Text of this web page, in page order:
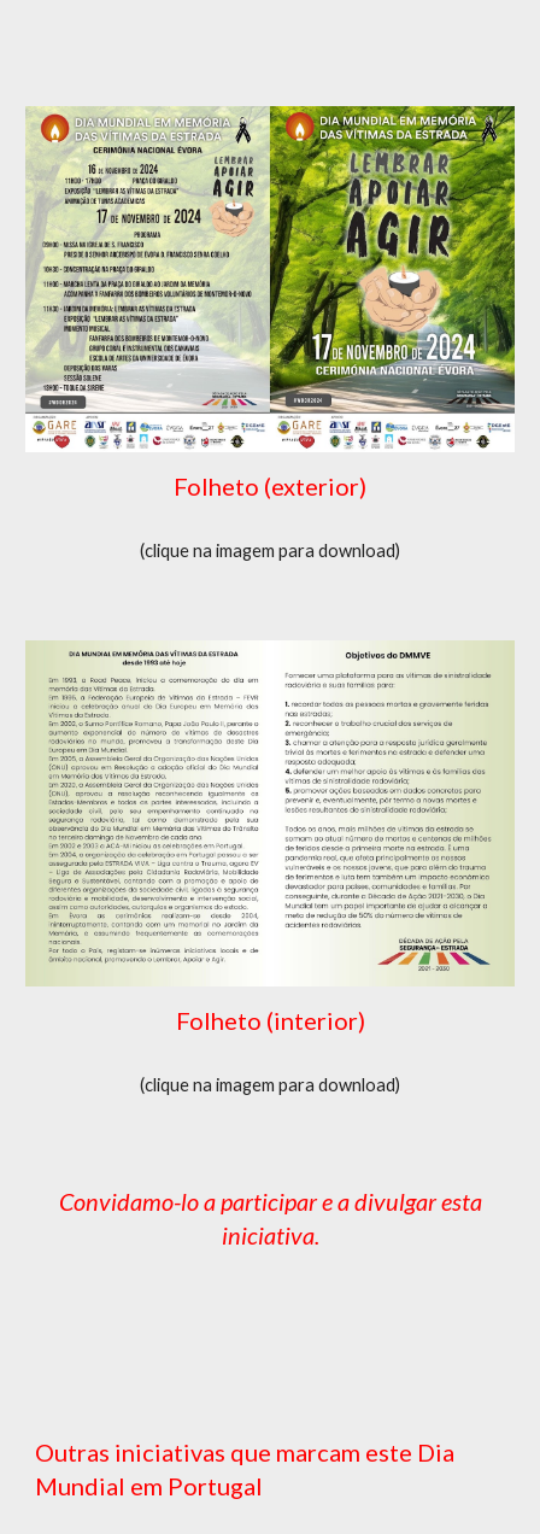
Folheto (exterior)
(clique na imagem para download)
Folheto (interior)
(clique na imagem para download)
Convidamo-lo a participar e a divulgar esta
iniciativa.
Outras iniciativas que marcam este Dia
Mundial em Portugal